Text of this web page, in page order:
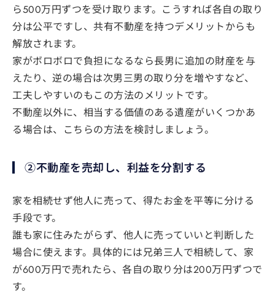
ら500万円ずつを受け取ります。こうすれば各自の取り
分は公平ですし、共有不動産を持つデメリットからも
解放されます。
家がボロボロで負担になるなら長男に追加の財産を与
えたり、逆の場合は次男三男の取り分を増やすなど、
工夫しやすいのもこの方法のメリットです。
不動産以外に、相当する価値のある遺産がいくつかあ
る場合は、こちらの方法を検討しましょう。
②不動産を売却し、利益を分割する
家を相続せず他人に売って、得たお金を平等に分ける
手段です。
誰も家に住みたがらず、他人に売っていいと判断した
場合に使えます。具体的には兄弟三人で相続して、家
が600万円で売れたら、各自の取り分は200万円ずつで
す。